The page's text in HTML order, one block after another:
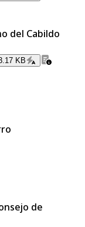
del Cabildo
KB
de